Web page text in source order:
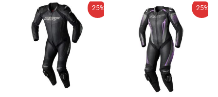
-25%
El
precio
original
era:
699,95€.
precio
actual
es:
524,96€.
-25%
El
precio
original
era:
699,95€.
precio
es:
524,96€.